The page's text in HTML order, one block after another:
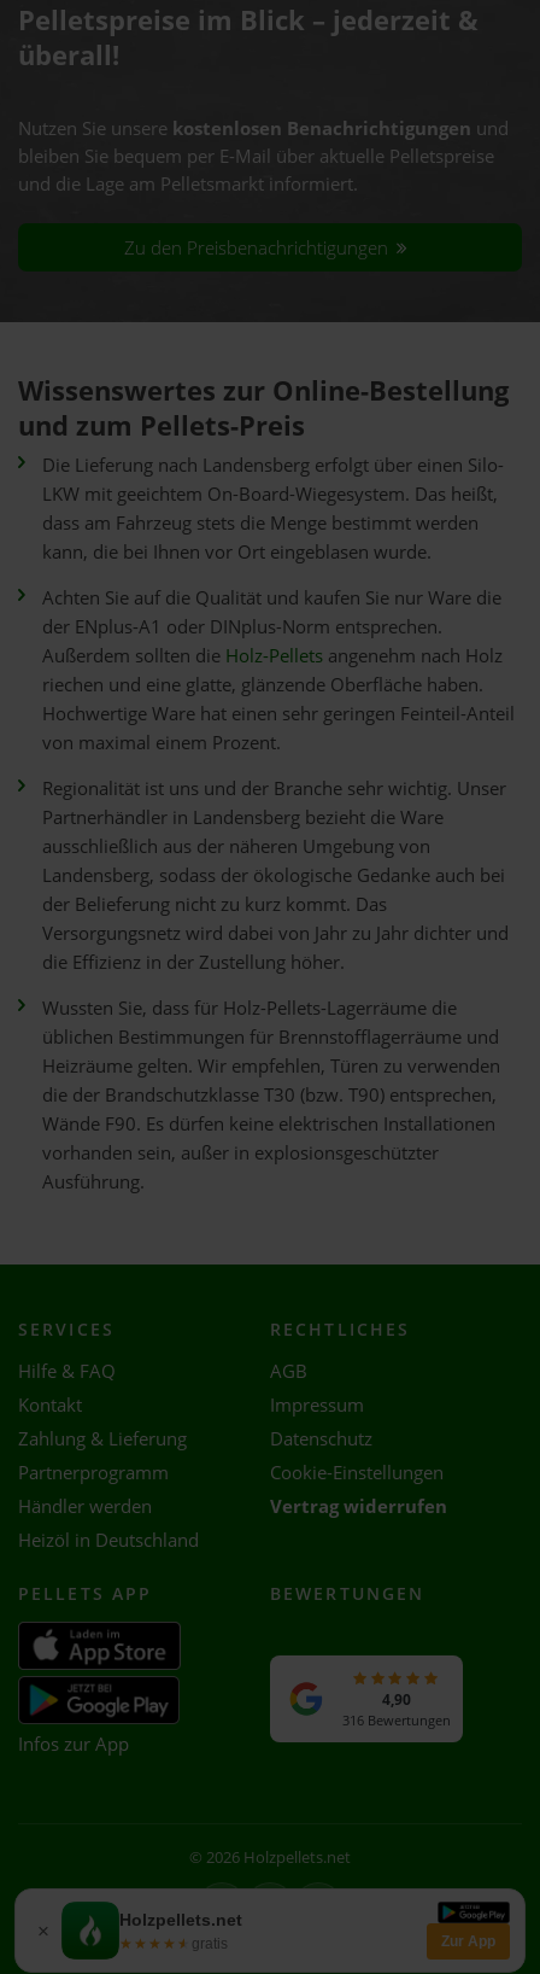
Pelletspreise im Blick – jederzeit &
überall!
Nutzen Sie unsere kostenlosen Benachrichtigungen und
bleiben Sie bequem per E-Mail über aktuelle Pelletspreise
und die Lage am Pelletsmarkt informiert.
Zu den Preisbenachrichtigungen
Wissenswertes zur Online-Bestellung
und zum Pellets-Preis
Die Lieferung nach Landensberg erfolgt über einen Silo-
LKW mit geeichtem On-Board-Wiegesystem. Das heißt,
dass am Fahrzeug stets die Menge bestimmt werden
kann, die bei Ihnen vor Ort eingeblasen wurde.
Achten Sie auf die Qualität und kaufen Sie nur Ware die
der ENplus-A1 oder DINplus-Norm entsprechen.
Außerdem sollten die Holz-Pellets angenehm nach Holz
riechen und eine glatte, glänzende Oberfläche haben.
Hochwertige Ware hat einen sehr geringen Feinteil-Anteil
von maximal einem Prozent.
Regionalität ist uns und der Branche sehr wichtig. Unser
Partnerhändler in Landensberg bezieht die Ware
ausschließlich aus der näheren Umgebung von
Landensberg, sodass der ökologische Gedanke auch bei
der Belieferung nicht zu kurz kommt. Das
Versorgungsnetz wird dabei von Jahr zu Jahr dichter und
die Effizienz in der Zustellung höher.
Wussten Sie, dass für Holz-Pellets-Lagerräume die
üblichen Bestimmungen für Brennstofflagerräume und
Heizräume gelten. Wir empfehlen, Türen zu verwenden
die der Brandschutzklasse T30 (bzw. T90) entsprechen,
Wände F90. Es dürfen keine elektrischen Installationen
vorhanden sein, außer in explosionsgeschützter
Ausführung.
× Holzpellets.net
★★★★★
★★★★★ gratis Zur App
SERVICES
Hilfe & FAQ
Kontakt
Zahlung & Lieferung
Partnerprogramm
Händler werden
Heizöl in Deutschland
RECHTLICHES
AGB
Impressum
Datenschutz
Cookie-Einstellungen
Vertrag widerrufen
PELLETS APP
Infos zur App
BEWERTUNGEN
4,90
316 Bewertungen
© 2026 Holzpellets.net
Facebook